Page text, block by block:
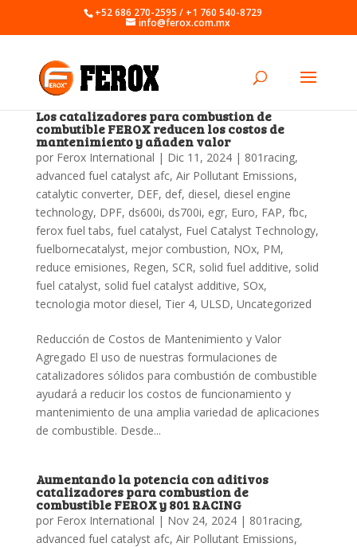
+52 686 270-2595 / +1 760 540-8729
info@ferox.com.mx
Los catalizadores para combustion de
combutible FEROX reducen los costos de
mantenimiento y añaden valor
por Ferox International | Dic 11, 2024| 801racing,
advanced fuel catalyst afc, Air Pollutant Emissions,
catalytic converter, DEF, def, diesel, diesel engine
technology, DPF, ds600i, ds700i, egr, Euro, FAP, fbc,
ferox fuel tabs, fuel catalyst, Fuel Catalyst Technology,
fuelbornecatalyst, mejor combustion, NOx, PM,
reduce emisiones, Regen, SCR, solid fuel additive, solid
fuel catalyst, solid fuel catalyst additive, SOx,
tecnologia motor diesel, Tier 4, ULSD, Uncategorized
Reducción de Costos de Mantenimiento y Valor
Agregado El uso de nuestras formulaciones de
catalizadores sólidos para combustión de combustible
ayudará a reducir los costos de funcionamiento y
mantenimiento de una amplia variedad de aplicaciones
de combustible. Desde...
Aumentando la potencia con aditivos
catalizadores para combustion de
combustible FEROX y 801 RACING
por Ferox International | Nov 24, 2024| 801racing,
advanced fuel catalyst afc, Air Pollutant Emissions,